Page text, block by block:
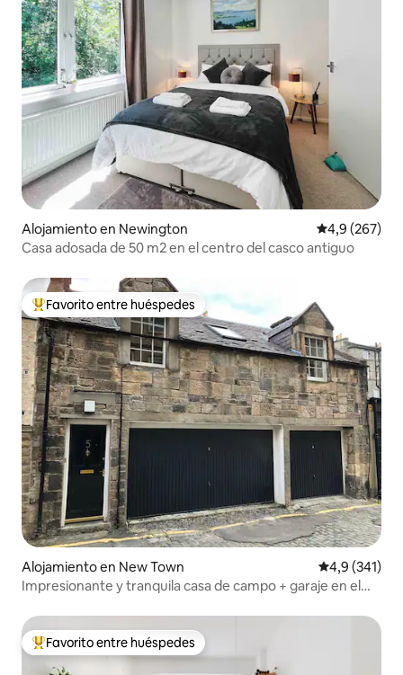
Alojamiento en Newington Calificación
4,9 (267)
Casa adosada de 50 m2 en el centro del casco antiguo
Favorito entre los huéspedes más destacados
Favorito entre huéspedes
Alojamiento en New Town Calificación
4,9 (341)
Impresionante y tranquila casa de campo + garaje en el
Favorito entre los huéspedes más destacados
Favorito entre huéspedes